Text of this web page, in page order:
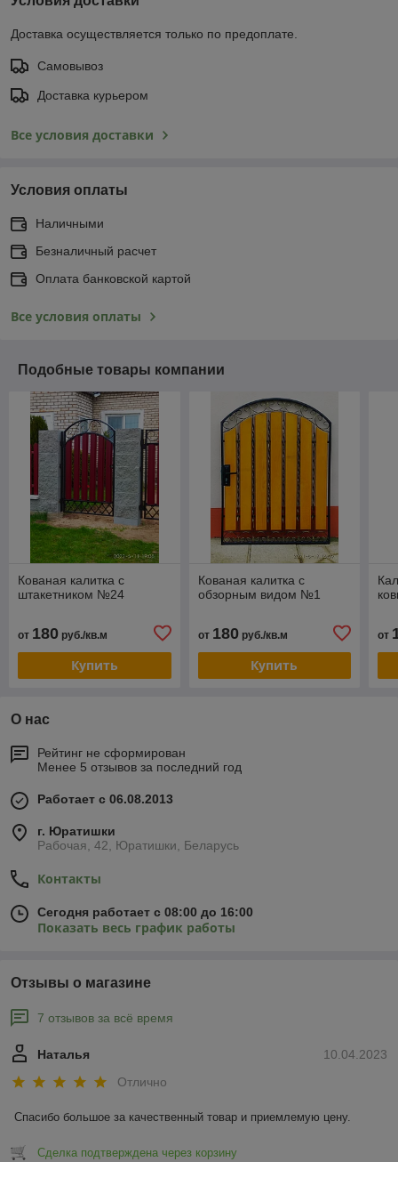
Доставка осуществляется только по предоплате.
Самовывоз
Доставка курьером
Все условия доставки
Условия оплаты
Наличными
Безналичный расчет
Оплата банковской картой
Все условия оплаты
Подобные товары компании
Кованая калитка с
штакетником №24
от 180 руб./кв.м
Купить
Кованая калитка с
обзорным видом №1
от 180руб./кв.м
Купить
от
О нас
Рейтинг не сформирован
Менее 5 отзывов за последний год
Работает с 06.08.2013
г. Юратишки
Рабочая, 42, Юратишки, Беларусь
Контакты
Сегодня работает с 08:00 до 16:00
Показать весь график работы
Отзывы о магазине
7 отзывов за всё время
10.04.2023
Наталья
Отлично
Спасибо большое за качественный товар и приемлемую цену.
Сделка подтверждена через корзину